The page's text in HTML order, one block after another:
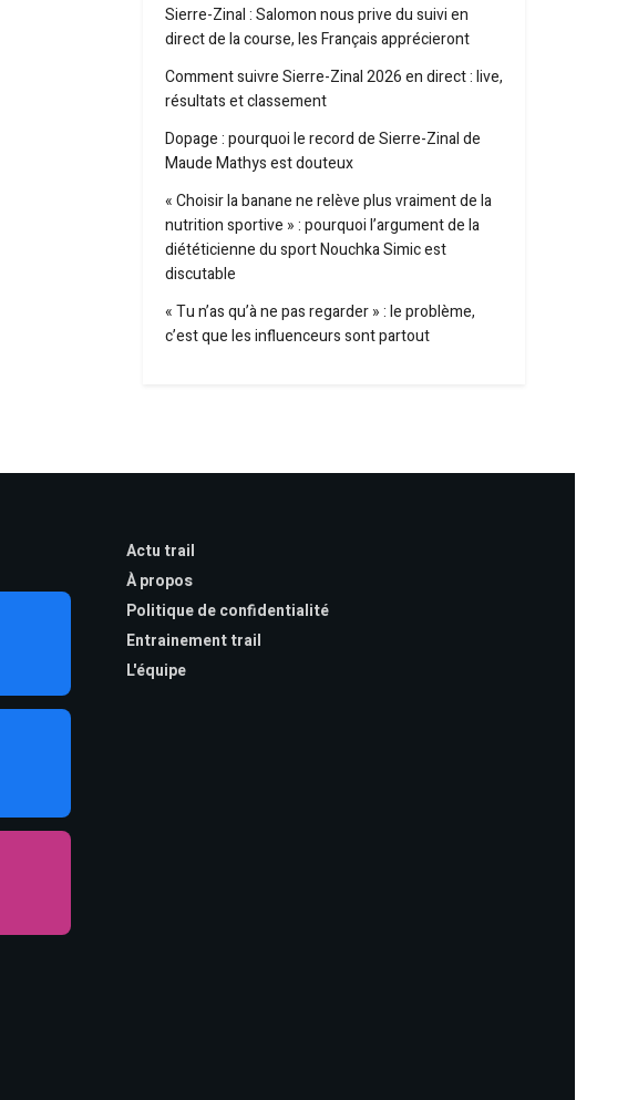
Sierre-Zinal : Salomon nous prive du suivi en
direct de la course, les Français apprécieront
Comment suivre Sierre-Zinal 2026 en direct : live,
résultats et classement
Dopage : pourquoi le record de Sierre-Zinal de
Maude Mathys est douteux
« Choisir la banane ne relève plus vraiment de la
nutrition sportive » : pourquoi l’argument de la
diététicienne du sport Nouchka Simic est
discutable
« Tu n’as qu’à ne pas regarder » : le problème,
c’est que les influenceurs sont partout
Actu trail
À propos
Politique de confidentialité
Entrainement trail
L'équipe